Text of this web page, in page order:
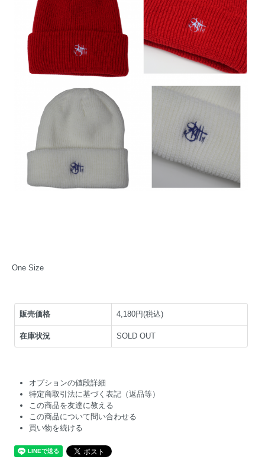
One Size
販売価格 4,180円(税込)
在庫状況 SOLD OUT
オプションの値段詳細
特定商取引法に基づく表記（返品等）
この商品を友達に教える
この商品について問い合わせる
買い物を続ける